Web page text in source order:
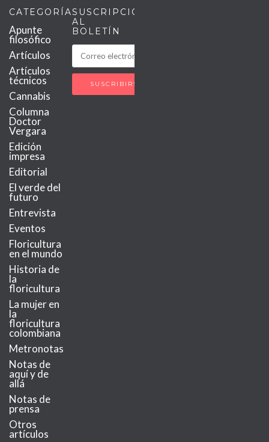
CATEGORÍAS
Apunte
filosófico
Artículos
Artículos
técnicos
Cannabis
Columna
Doctor
Vergara
Edición
impresa
Editorial
El verde del
futuro
Entrevista
Eventos
Floricultura
en el mundo
Historia de
la
floricultura
La mujer en
la
floricultura
colombiana
Metronotas
Notas de
aquí y de
allá
Notas de
prensa
Otros
artículos
SUSCRIPCIÓN
AL
BOLETÍN